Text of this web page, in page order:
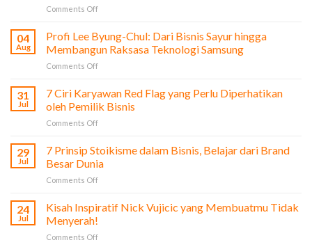
Comments Offon
Pelajaran
dari
Film
The
Network
untuk
04
Aug
Profi Lee Byung-Chul: Dari Bisnis Sayur hingga
Membangun Raksasa Teknologi Samsung
Comments Offon
Chul:
Dari
Sayur
Samsung
31
Jul
7 Ciri Karyawan Red Flag yang Perlu Diperhatikan
oleh Pemilik Bisnis
Comments Offon
Ciri
Red
Flag
Perlu
29
Jul
7 Prinsip Stoikisme dalam Bisnis, Belajar dari Brand
Besar Dunia
Comments Offon
Prinsip
Bisnis,
24
Jul
Kisah Inspiratif Nick Vujicic yang Membuatmu Tidak
Menyerah!
Comments Offon